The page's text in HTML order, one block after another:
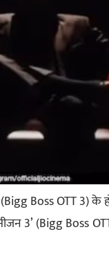
Boss OTT 3) के
सीजन 3’ (Bigg